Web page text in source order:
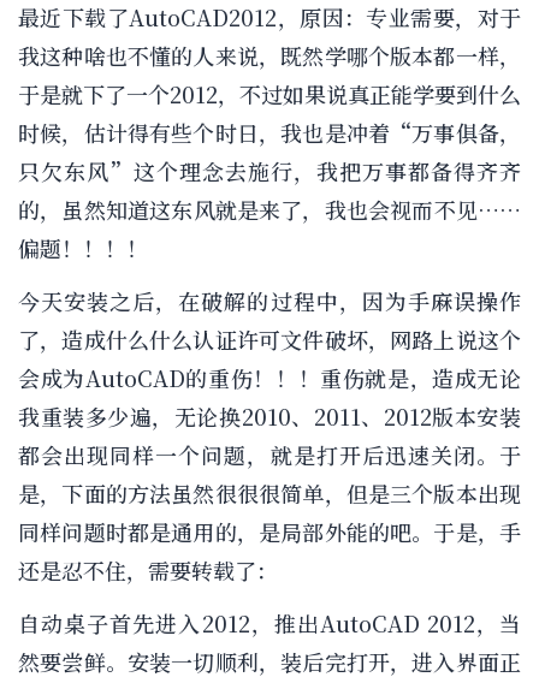
最近下载了AutoCAD2012，原因：专业需要，对于
我这种啥也不懂的人来说，既然学哪个版本都一样，
于是就下了一个2012，不过如果说真正能学要到什么
时候，估计得有些个时日，我也是冲着“万事俱备，
只欠东风”这个理念去施行，我把万事都备得齐齐
的，虽然知道这东风就是来了，我也会视而不见……
偏题！！！！
今天安装之后，在破解的过程中，因为手麻误操作
了，造成什么什么认证许可文件破坏，网路上说这个
会成为AutoCAD的重伤！！！重伤就是，造成无论
我重装多少遍，无论换2010、2011、2012版本安装
都会出现同样一个问题，就是打开后迅速关闭。于
是，下面的方法虽然很很很简单，但是三个版本出现
同样问题时都是通用的，是局部外能的吧。于是，手
还是忍不住，需要转载了：
自动桌子首先进入2012，推出AutoCAD 2012，当
然要尝鲜。安装一切顺利，装后完打开，进入界面正